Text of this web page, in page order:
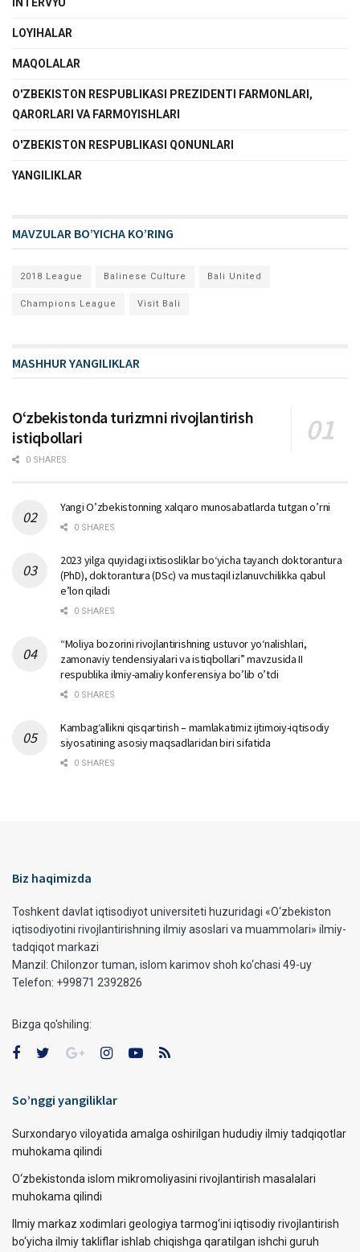
LOYIHALAR
MAQOLALAR
O'ZBEKISTON RESPUBLIKASI PREZIDENTI FARMONLARI,
QARORLARI VA FARMOYISHLARI
O'ZBEKISTON RESPUBLIKASI QONUNLARI
YANGILIKLAR
MAVZULAR BO’YICHA KO’RING
2018 League Balinese Culture Bali United
Champions League Visit Bali
MASHHUR YANGILIKLAR
Oʻzbekistonda turizmni rivojlantirish
istiqbollari
0 SHARES
Yangi O’zbekistonning xalqaro munosabatlarda tutgan o’rni
0 SHARES
2023 yilga quyidagi ixtisosliklar bо‘yicha tayanch doktorantura
(PhD), doktorantura (DSc) va mustaqil izlanuvchilikka qabul
e’lon qiladi
0 SHARES
“Moliya bozorini rivojlantirishning ustuvor yo‘nalishlari,
zamonaviy tendensiyalari va istiqbollari” mavzusida II
respublika ilmiy-amaliy konferensiya bo’lib o’tdi
0 SHARES
Kambag‘allikni qisqartirish – mamlakatimiz ijtimoiy-iqtisodiy
siyosatining asosiy maqsadlaridan biri sifatida
0 SHARES
Biz haqimizda
Toshkent davlat iqtisodiyot universiteti huzuridagi «O‘zbekiston
iqtisodiyotini rivojlantirishning ilmiy asoslari va muammolari» ilmiy-
tadqiqot markazi
Manzil: Chilonzor tuman, islom karimov shoh ko‘chasi 49-uy
Telefon: +99871 2392826
Bizga qo'shiling:
So’nggi yangiliklar
Surxondaryo viloyatida amalga oshirilgan hududiy ilmiy tadqiqotlar
muhokama qilindi
O‘zbekistonda islom mikromoliyasini rivojlantirish masalalari
muhokama qilindi
Ilmiy markaz xodimlari geologiya tarmog‘ini iqtisodiy rivojlantirish
bo‘yicha ilmiy takliflar ishlab chiqishga qaratilgan ishchi guruh